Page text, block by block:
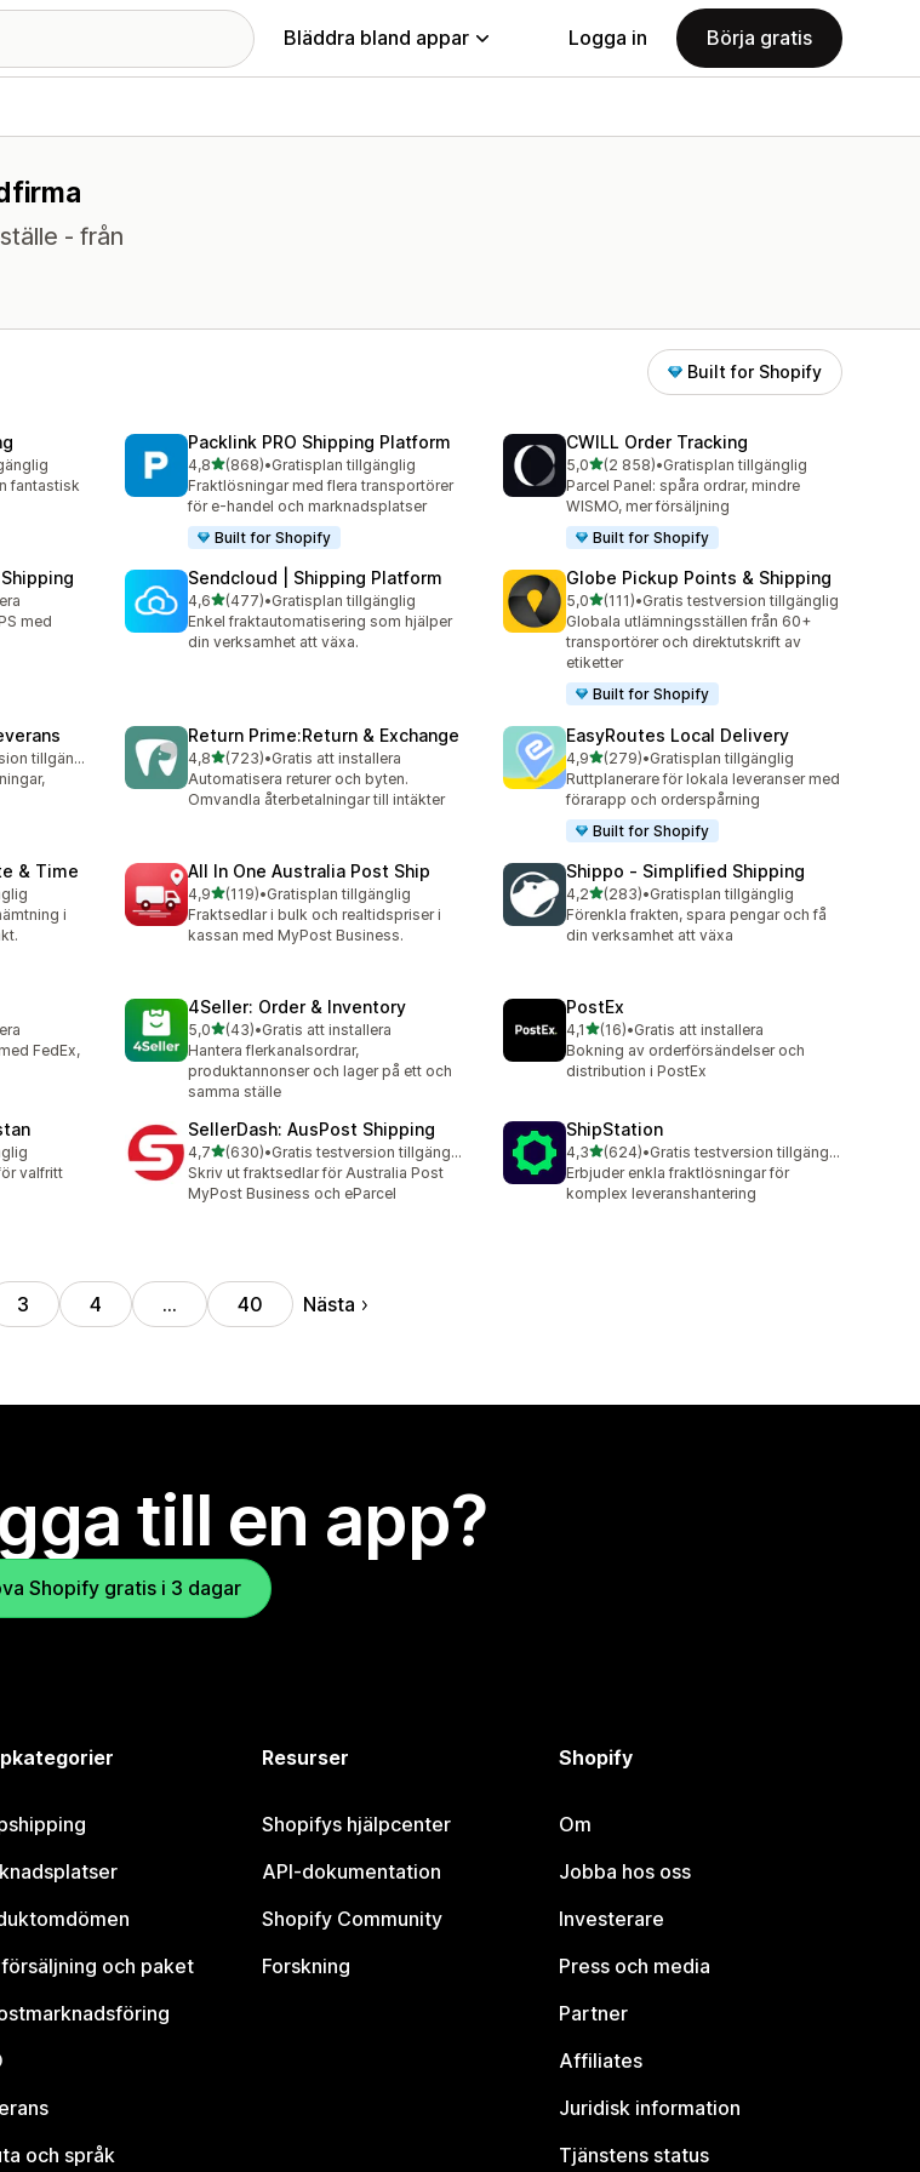
Bläddra bland appar Logga in Börja gratis
- från
Built for Shopify
fantastisk
Packlink PRO Shipping Platform
4,8av 5 stjärnor
(868)
868 recensioner totalt
•Gratisplan tillgänglig
Fraktlösningar med flera transportörer
för e-handel och marknadsplatser
Built for Shopify
CWILL Order Tracking
5,0av 5 stjärnor
(2 858)
2858 recensioner totalt
•Gratisplan tillgänglig
Parcel Panel: spåra ordrar, mindre
WISMO, mer försäljning
Built for Shopify
med
Sendcloud | Shipping Platform
4,6av 5 stjärnor
(477)
477 recensioner totalt
•Gratisplan tillgänglig
Enkel fraktautomatisering som hjälper
din verksamhet att växa.
Globe Pickup Points & Shipping
5,0av 5 stjärnor
(111)
111 recensioner totalt
•Gratis testversion tillgänglig
Globala utlämningsställen från 60+
transportörer och direktutskrift av
etiketter
Built for Shopify
Gratis testversion tillgänglig
Return Prime:Return & Exchange
4,8av 5 stjärnor
(723)
723 recensioner totalt
•Gratis att installera
Automatisera returer och byten.
Omvandla återbetalningar till intäkter
EasyRoutes Local Delivery
4,9av 5 stjärnor
(279)
279 recensioner totalt
•Gratisplan tillgänglig
Ruttplanerare för lokala leveranser med
förarapp och orderspårning
Built for Shopify
& Time
i
All In One Australia Post Ship
4,9av 5 stjärnor
(119)
119 recensioner totalt
•Gratisplan tillgänglig
Fraktsedlar i bulk och realtidspriser i
kassan med MyPost Business.
Shippo ‑ Simplified Shipping
4,2av 5 stjärnor
(283)
283 recensioner totalt
•Gratisplan tillgänglig
Förenkla frakten, spara pengar och få
din verksamhet att växa
FedEx,
4Seller: Order & Inventory
5,0av 5 stjärnor
(43)
43 recensioner totalt
•Gratis att installera
Hantera flerkanalsordrar,
produktannonser och lager på ett och
samma ställe
PostEx
4,1av 5 stjärnor
(16)
16 recensioner totalt
•Gratis att installera
Bokning av orderförsändelser och
distribution i PostEx
valfritt
SellerDash: AusPost Shipping
4,7av 5 stjärnor
(630)
630 recensioner totalt
•
Gratis testversion tillgänglig
Skriv ut fraktsedlar för Australia Post
MyPost Business och eParcel
ShipStation
4,3av 5 stjärnor
(624)
624 recensioner totalt
•
Gratis testversion tillgänglig
Erbjuder enkla fraktlösningar för
komplex leveranshantering
3 4 … 40 Nästa
till en app?
Shopify gratis i 3 dagar
och paket
och språk
Resurser
Shopifys hjälpcenter
API-dokumentation
Shopify Community
Forskning
Shopify
Om
Jobba hos oss
Investerare
Press och media
Partner
Affiliates
Juridisk information
Tjänstens status